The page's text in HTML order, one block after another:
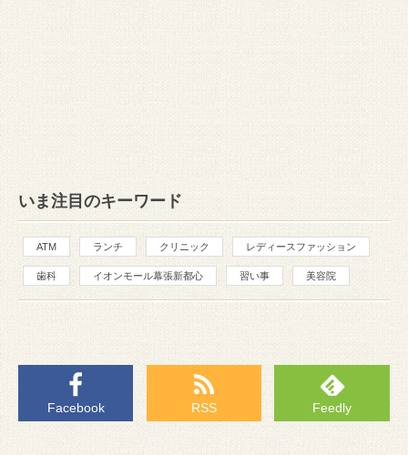
いま注目のキーワード
ATM ランチ クリニック レディースファッション
歯科 イオンモール幕張新都心 習い事 美容院
Facebook RSS Feedly